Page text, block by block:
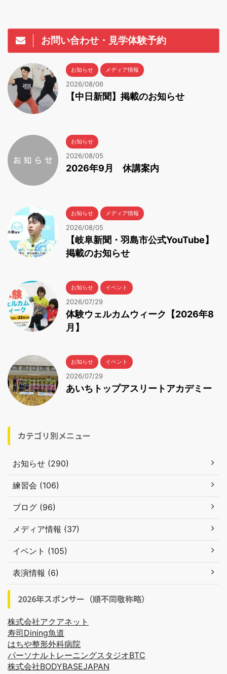
お問い合わせ・見学体験予約
お知らせ メディア情報
2026/08/06
【中日新聞】掲載のお知らせ
お知らせ
2026/08/05
2026年9月 休講案内
お知らせ メディア情報
2026/08/05
【岐阜新聞・羽島市公式YouTube】
掲載のお知らせ
お知らせ イベント
2026/07/29
体験ウェルカムウィーク【2026年8
月】
お知らせ イベント
2026/07/29
あいちトップアスリートアカデミー
カテゴリ別メニュー
お知らせ (290)
練習会 (106)
ブログ (96)
メディア情報 (37)
イベント (105)
表演情報 (6)
2026年スポンサー（順不同敬称略）
株式会社アクアネット
寿司Dining魚道
はちや整形外科病院
パーソナルトレーニングスタジオBTC
株式会社BODYBASEJAPAN